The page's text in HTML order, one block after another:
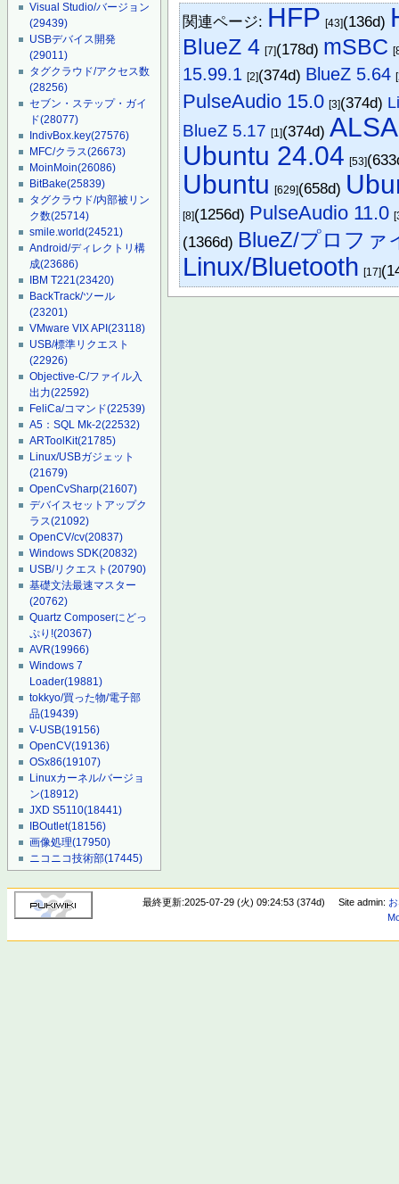
Visual Studio/バージョン
(29439)
USBデバイス開発
(29011)
タグクラウド/アクセス数
(28256)
セブン・ステップ・ガイ
ド(28077)
IndivBox.key(27576)
MFC/クラス(26673)
MoinMoin(26086)
BitBake(25839)
タグクラウド/内部被リン
ク数(25714)
smile.world(24521)
Android/ディレクトリ構
成(23686)
IBM T221(23420)
BackTrack/ツール
(23201)
VMware VIX API(23118)
USB/標準リクエスト
(22926)
Objective-C/ファイル入
出力(22592)
FeliCa/コマンド(22539)
A5：SQL Mk-2(22532)
ARToolKit(21785)
Linux/USBガジェット
(21679)
OpenCvSharp(21607)
デバイスセットアップク
ラス(21092)
OpenCV/cv(20837)
Windows SDK(20832)
USB/リクエスト(20790)
基礎文法最速マスター
(20762)
Quartz Composerにどっ
ぷり!(20367)
AVR(19966)
Windows 7
Loader(19881)
tokkyo/買った物/電子部
品(19439)
V-USB(19156)
OpenCV(19136)
OSx86(19107)
Linuxカーネル/バージョ
ン(18912)
JXD S5110(18441)
IBOutlet(18156)
画像処理(17950)
ニコニコ技術部(17445)
関連ページ: HFP [43](136d)
BlueZ 4 [7](178d) mSBC
15.99.1 [2](374d) BlueZ 5.64
PulseAudio 15.0 [3](374d)
BlueZ 5.17 [1](374d)ALSA
Ubuntu 24.04 [53]
Ubuntu [629](658d)
[8](1256d) PulseAudio 11.0
(1366d) BlueZ/プロファ
Linux/Bluetooth [17]
最終更新:2025-07-29 (火) 09:24:53 (374d) Site admin: